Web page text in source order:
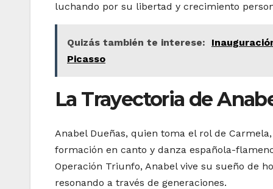
luchando por su libertad y crecimiento
Quizás también te interese:
Picasso
La Trayectoria de
Anabel Dueñas, quien toma el rol de
formación en canto y danza española-
Operación Triunfo, Anabel vive su sueño de
resonando a través de generaciones.